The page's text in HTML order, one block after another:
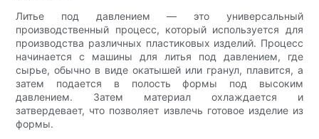
Литье под давлением — это универсальный
производственный процесс, который используется для
производства различных пластиковых изделий. Процесс
начинается с машины для литья под давлением, где
сырье, обычно в виде окатышей или гранул, плавится, а
затем подается в полость формы под высоким
давлением. Затем материал охлаждается и
затвердевает, что позволяет извлечь готовое изделие из
формы.